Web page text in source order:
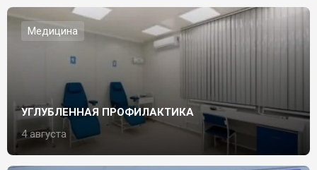
Медицина
УГЛУБЛЕННАЯ ПРОФИЛАКТИКА
4 августа